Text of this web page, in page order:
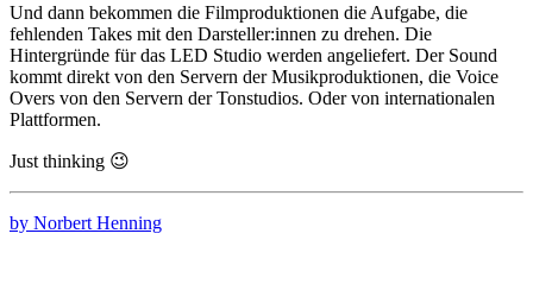
Und dann bekommen die Filmproduktionen die Aufgabe, die
fehlenden Takes mit den Darsteller:innen zu drehen. Die
Hintergründe für das LED Studio werden angeliefert. Der Sound
kommt direkt von den Servern der Musikproduktionen, die Voice
Overs von den Servern der Tonstudios. Oder von internationalen
Plattformen.
Just thinking 😉
by Norbert Henning